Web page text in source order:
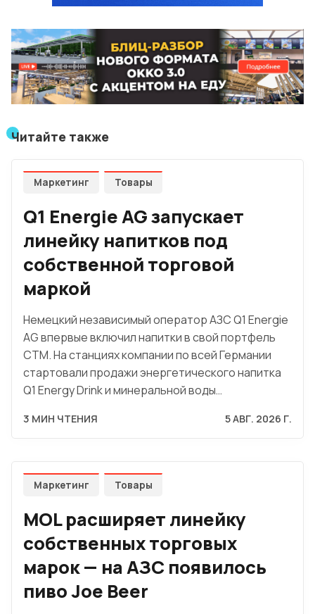
Читайте также
Маркетинг Товары
Q1 Energie AG запускает
линейку напитков под
собственной торговой
маркой
Немецкий независимый оператор АЗС Q1 Energie
AG впервые включил напитки в свой портфель
СТМ. На станциях компании по всей Германии
стартовали продажи энергетического напитка
Q1 Energy Drink и минеральной воды…
3 МИН ЧТЕНИЯ 5 АВГ. 2026 Г.
Маркетинг Товары
MOL расширяет линейку
собственных торговых
марок — на АЗС появилось
пиво Joe Beer